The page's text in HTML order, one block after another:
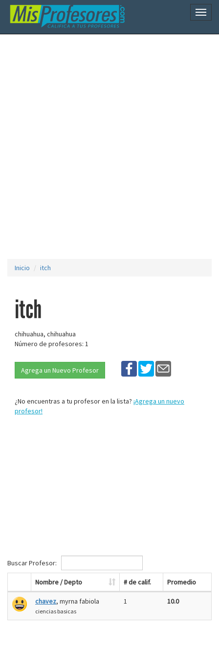
Inicio itch
itch
chihuahua, chihuahua
Número de profesores: 1
Agrega un Nuevo Profesor
¿No encuentras a tu profesor en la lista? ¡Agrega un nuevo
profesor!
Buscar Profesor:
Nombre / Depto # de calif. Promedio
chavez, myrna fabiola
ciencias basicas
1 10.0